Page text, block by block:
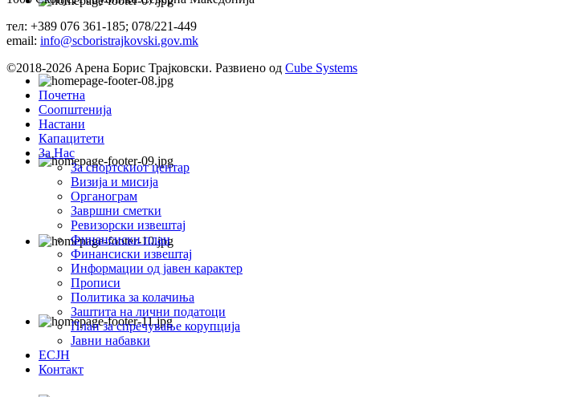
тел: +389 076 361-185; 078/221-449
email: info@scboristrajkovski.gov.mk
©2018-2026 Арена Борис Трајковски. Развиено од Cube Systems
Почетна
Соопштенија
Настани
Капацитети
За Нас
За спортскиот центар
Визија и мисија
Органограм
Завршни сметки
Ревизорски извештај
Финансиски план
Финансиски извештај
Информации од јавен карактер
Прописи
Политика за колачиња
Заштита на лични податоци
План за спречување корупција
Јавни набавки
ЕСЈН
Контакт